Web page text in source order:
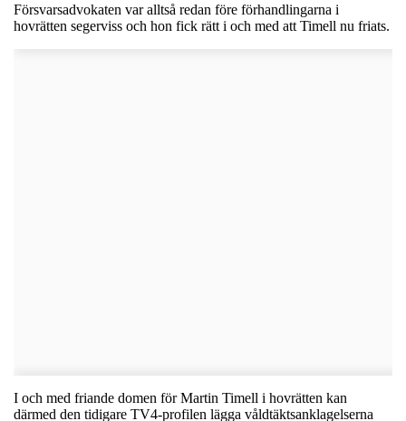
Försvarsadvokaten var alltså redan före förhandlingarna i
hovrätten segerviss och hon fick rätt i och med att Timell nu friats.
I och med friande domen för Martin Timell i hovrätten kan
därmed den tidigare TV4-profilen lägga våldtäktsanklagelserna